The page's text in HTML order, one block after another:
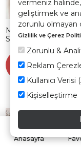
vermeniz
geliştirmek ve
zorunlu olmayan
Gizlilik ve Çerez
Zorunlu &
Reklam
Kullanıcı Verisi
Kişiselleştirme
Mat Beyaz Gold Fileli
Stackable Pasta
Cm 4 Adet
%35 802,68 TL
Anasayfa